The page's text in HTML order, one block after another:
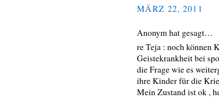
MÄRZ 22, 2011
Anonym hat gesagt…
re Teja : noch können
Geistekrankheit bei
die Frage wie es
ihre Kinder für die
Mein Zustand ist ok ,